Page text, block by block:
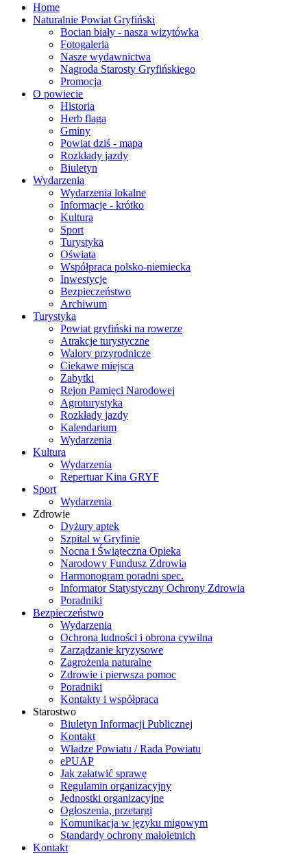
Home
Naturalnie Powiat Gryfiński
Bocian biały - nasza wizytówka
Fotogaleria
Nasze wydawnictwa
Nagroda Starosty Gryfińskiego
Promocja
O powiecie
Historia
Herb flaga
Gminy
Powiat dziś - mapa
Rozkłady jazdy
Biuletyn
Wydarzenia
Wydarzenia lokalne
Informacje - krótko
Kultura
Sport
Turystyka
Oświata
Współpraca polsko-niemiecka
Inwestycje
Bezpieczeństwo
Archiwum
Turystyka
Powiat gryfiński na rowerze
Atrakcje turystyczne
Walory przyrodnicze
Ciekawe miejsca
Zabytki
Rejon Pamięci Narodowej
Agroturystyka
Rozkłady jazdy
Kalendarium
Wydarzenia
Kultura
Wydarzenia
Repertuar Kina GRYF
Sport
Wydarzenia
Zdrowie
Dyżury aptek
Szpital w Gryfinie
Nocna i Świąteczna Opieka
Narodowy Fundusz Zdrowia
Harmonogram poradni spec.
Informator Statystyczny Ochrony Zdrowia
Poradniki
Bezpieczeństwo
Wydarzenia
Ochrona ludności i obrona cywilna
Zarządzanie kryzysowe
Zagrożenia naturalne
Zdrowie i pierwsza pomoc
Poradniki
Kontakty i współpraca
Starostwo
Biuletyn Informacji Publicznej
Kontakt
Władze Powiatu / Rada Powiatu
ePUAP
Jak załatwić sprawę
Regulamin organizacyjny
Jednostki organizacyjne
Ogłoszenia, przetargi
Komunikacja w języku migowym
Standardy ochrony małoletnich
Kontakt